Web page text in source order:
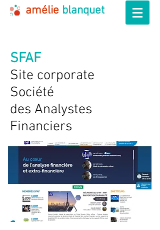
amélie blanquet
SFAF
Site corporate
Société
des Analystes
Financiers